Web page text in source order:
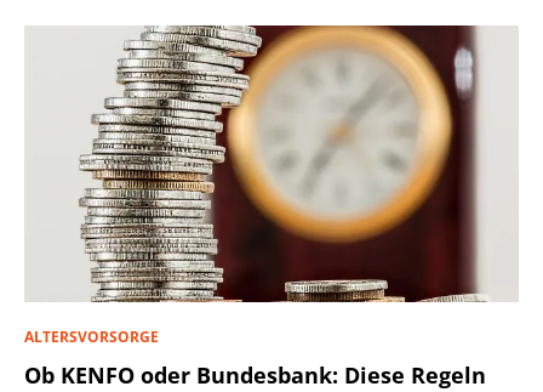
ALTERSVORSORGE
Ob KENFO oder Bundesbank: Diese Regeln